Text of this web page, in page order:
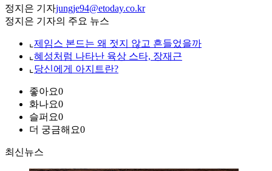
정지은 기자jungje94@etoday.co.kr
정지은 기자의 주요 뉴스
⌞ 제임스 본드는 왜 젓지 않고 흔들었을까
⌞ 혜성처럼 나타난 육상 스타, 장재근
⌞ 당신에게 아지트란?
좋아요0
화나요0
슬퍼요0
더 궁금해요0
최신뉴스